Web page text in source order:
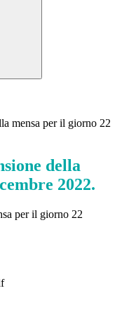
mensa per il giorno 22
della
2022.
per il giorno 22